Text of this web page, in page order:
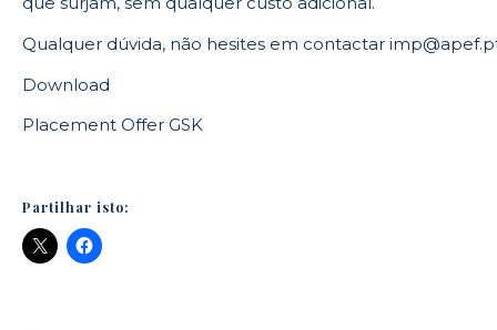
Qualquer dúvida, não hesites em contactar
Download
Placement Offer GSK
Partilhar isto: